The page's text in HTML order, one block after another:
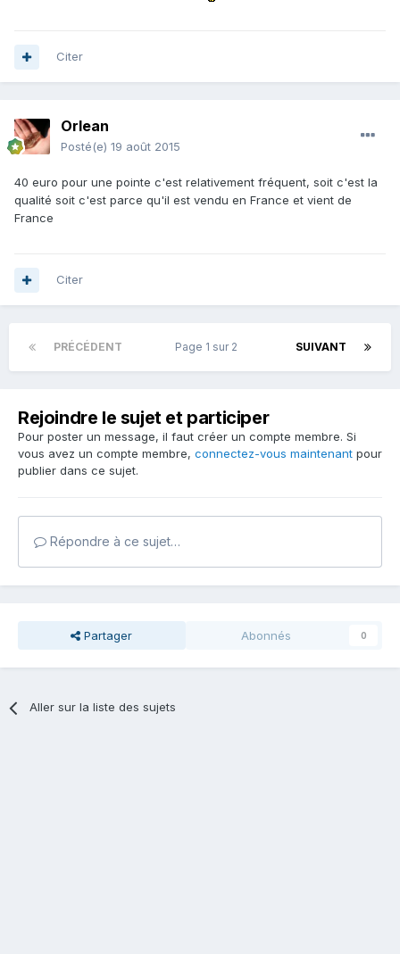
Citer
Orlean
Posté(e) 19 août 2015
40 euro pour une pointe c'est relativement fréquent, soit c'est la
qualité soit c'est parce qu'il est vendu en France et vient de
France
Citer
PRÉCÉDENT SUIVANT
Page 1 sur 2
Rejoindre le sujet et participer
Pour poster un message, il faut créer un compte membre. Si
vous avez un compte membre, connectez-vous maintenant pour
publier dans ce sujet.
Répondre à ce sujet…
Partager Abonnés 0
Aller sur la liste des sujets